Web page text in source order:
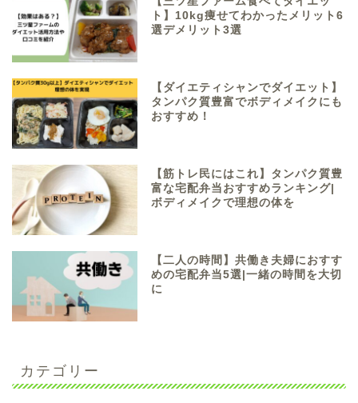
ト】10kg痩せてわかったメリット6
選デメリット3選
【ダイエティシャンでダイエット】
タンパク質豊富でボディメイクにも
おすすめ！
【筋トレ民にはこれ】タンパク質豊
富な宅配弁当おすすめランキング|
ボディメイクで理想の体を
【二人の時間】共働き夫婦におすす
めの宅配弁当5選|一緒の時間を大切
に
カテゴリー